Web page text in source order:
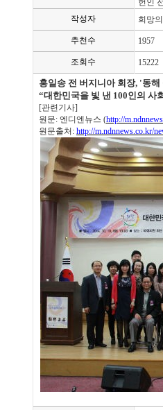
헌인
작성자
희망
추천수 1957
조회수 15222
홍일송 전 버지니아 회장, '동
“대한민국을 빛 낸 100인의 사
[관련기사]
원문: 엔디엔뉴스 (http://
원문출처 : http://m.ndnnews.co.kr/